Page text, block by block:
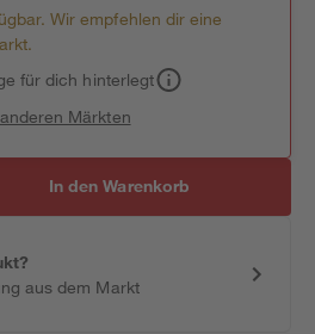
Wir empfehlen dir eine
für dich hinterlegt
Märkten
In den Warenkorb
aus dem Markt